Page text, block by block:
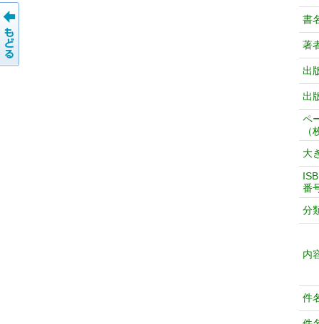
書
著
出
出
（
大
番
分
内
件